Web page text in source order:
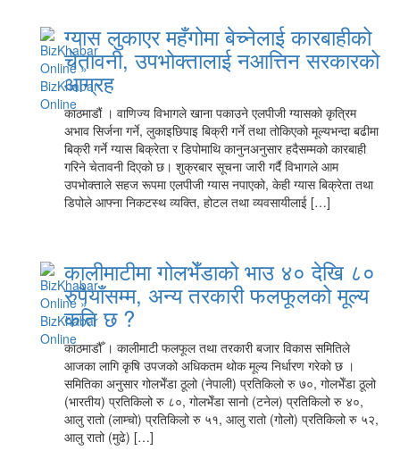
ग्यास लुकाएर महँगोमा बेच्नेलाई कारबाहीको
चेतावनी, उपभोक्तालाई नआत्तिन सरकारको
आग्रह
काठमाडौं । वाणिज्य विभागले खाना पकाउने एलपीजी ग्यासको कृत्रिम
अभाव सिर्जना गर्ने, लुकाइछिपाइ बिक्री गर्ने तथा तोकिएको मूल्यभन्दा बढीमा
बिक्री गर्ने ग्यास बिक्रेता र डिपोमाथि कानुनअनुसार हदैसम्मको कारबाही
गरिने चेतावनी दिएको छ। शुक्रबार सूचना जारी गर्दै विभागले आम
उपभोक्ताले सहज रूपमा एलपीजी ग्यास नपाएको, केही ग्यास बिक्रेता तथा
डिपोले आफ्ना निकटस्थ व्यक्ति, होटल तथा व्यवसायीलाई […]
कालीमाटीमा गोलभेँडाको भाउ ४० देखि ८०
रुपैयाँसम्म, अन्य तरकारी फलफूलको मूल्य
कति छ ?
काठमाडौँ । कालीमाटी फलफूल तथा तरकारी बजार विकास समितिले
आजका लागि कृषि उपजको अधिकतम थोक मूल्य निर्धारण गरेको छ ।
समितिका अनुसार गोलभेँडा ठूलो (नेपाली) प्रतिकिलो रु ७०, गोलभेँडा ठूलो
(भारतीय) प्रतिकिलो रु ८०, गोलभेँडा सानो (टनेल) प्रतिकिलो रु ४०,
आलु रातो (लाम्चो) प्रतिकिलो रु ५१, आलु रातो (गोलो) प्रतिकिलो रु ५२,
आलु रातो (मुढे) […]